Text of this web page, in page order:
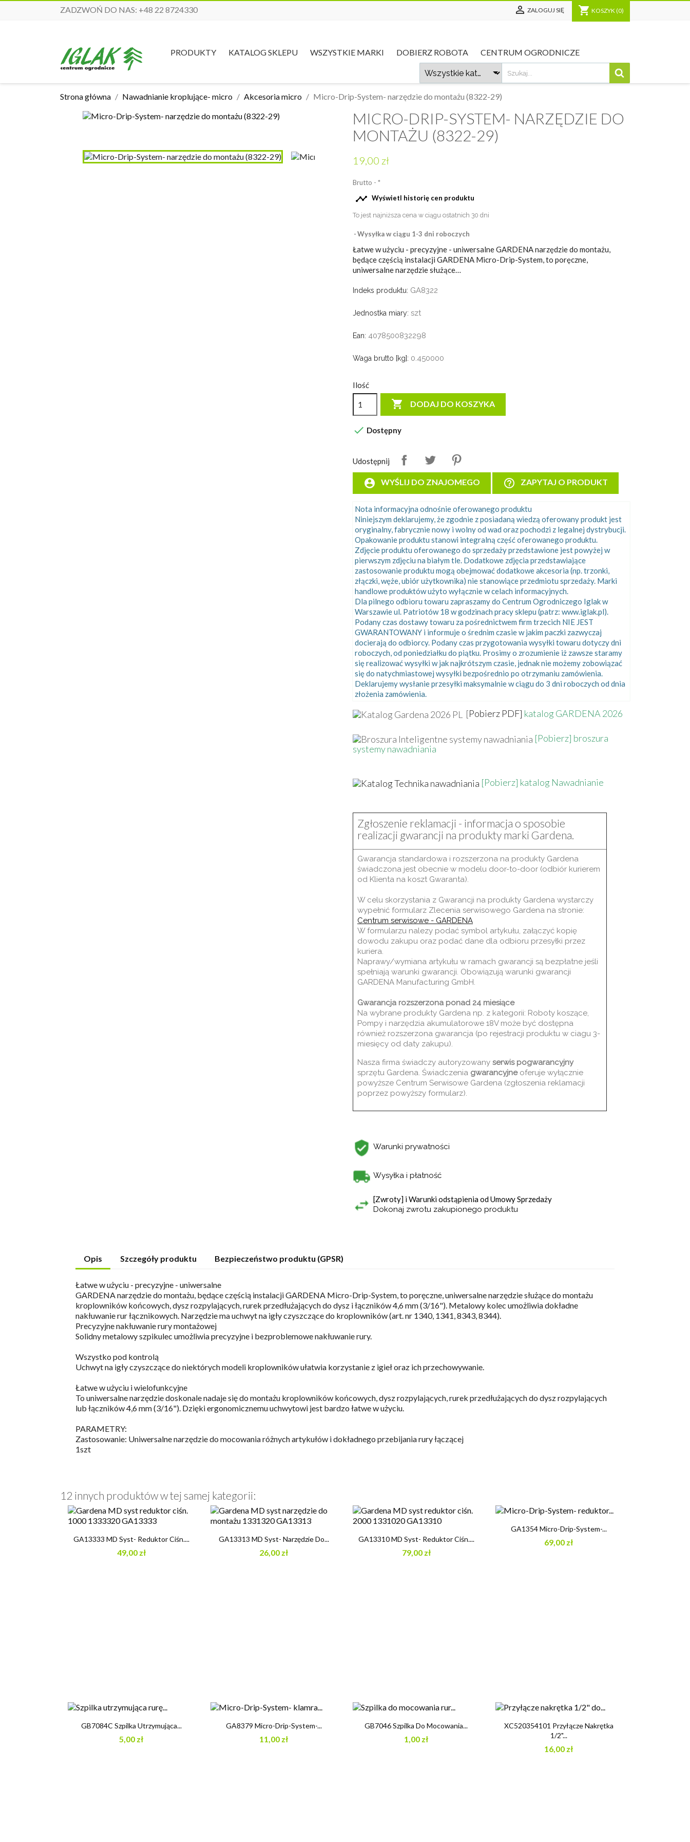
ZADZWOŃ DO NAS: +48 22 8724330  ZALOGUJ SIĘ shopping_cart KOSZYK(0)
PRODUKTY KATALOG SKLEPU WSZYSTKIE MARKI DOBIERZ ROBOTA CENTRUM OGRODNICZE
Strona główna Nawadnianie kroplujące- micro Akcesoria micro Micro-Drip-System- narzędzie do montażu (8322-29)
MICRO-DRIP-SYSTEM- NARZĘDZIE DO
MONTAŻU (8322-29)
19,00 zł
Brutto *
 Wyświetl historię cen produktu
To jest najniższa cena w ciągu ostatnich 30 dni
Wysyłka w ciągu 1-3 dni roboczych
Łatwe w użyciu - precyzyjne - uniwersalne GARDENA narzędzie do montażu,
będące częścią instalacji GARDENA Micro-Drip-System, to poręczne,
uniwersalne narzędzie służące…
Indeks produktu: GA8322
Jednostka miary: szt
Ean: 4078500832298
Waga brutto [kg]: 0.450000
Ilość
 DODAJ DO KOSZYKA
 Dostępny
Udostępnij
account_circle WYŚLIJ DO ZNAJOMEGO help_outline ZAPYTAJ O PRODUKT
Nota informacyjna odnośnie oferowanego produktu
Niniejszym deklarujemy, że zgodnie z posiadaną wiedzą oferowany produkt jest
oryginalny, fabrycznie nowy i wolny od wad oraz pochodzi z legalnej dystrybucji.
Opakowanie produktu stanowi integralną część oferowanego produktu.
Zdjęcie produktu oferowanego do sprzedaży przedstawione jest powyżej w
pierwszym zdjęciu na białym tle. Dodatkowe zdjęcia przedstawiające
zastosowanie produktu mogą obejmować dodatkowe akcesoria (np. trzonki,
złączki, węże, ubiór użytkownika) nie stanowiące przedmiotu sprzedaży. Marki
handlowe produktów użyto wyłącznie w celach informacyjnych.
Dla pilnego odbioru towaru zapraszamy do Centrum Ogrodniczego Iglak w
Warszawie ul. Patriotów 18 w godzinach pracy sklepu (patrz: www.iglak.pl).
Podany czas dostawy towaru za pośrednictwem firm trzecich NIE JEST
GWARANTOWANY i informuje o średnim czasie w jakim paczki zazwyczaj
docierają do odbiorcy. Podany czas przygotowania wysyłki towaru dotyczy dni
roboczych, od poniedziałku do piątku. Prosimy o zrozumienie iż zawsze staramy
się realizować wysyłki w jak najkrótszym czasie, jednak nie możemy zobowiązać
się do natychmiastowej wysyłki bezpośrednio po otrzymaniu zamówienia.
Deklarujemy wysłanie przesyłki maksymalnie w ciągu do 3 dni roboczych od dnia
złożenia zamówienia.
[Pobierz PDF] katalog GARDENA 2026
[Pobierz] broszura
systemy nawadniania
[Pobierz] katalog Nawadnianie
Zgłoszenie reklamacji - informacja o sposobie
realizacji gwarancji na produkty marki Gardena.
Gwarancja standardowa i rozszerzona na produkty Gardena
świadczona jest obecnie w modelu door-to-door (odbiór kurierem
od Klienta na koszt Gwaranta).
W celu skorzystania z Gwarancji na produkty Gardena wystarczy
wypełnić formularz Zlecenia serwisowego Gardena na stronie:
Centrum serwisowe - GARDENA
W formularzu nalezy podać symbol artykułu, załączyć kopię
dowodu zakupu oraz podać dane dla odbioru przesyłki przez
kuriera.
Naprawy/wymiana artykułu w ramach gwarancji są bezpłatne jeśli
spełniają warunki gwarancji. Obowiązują warunki gwarancji
GARDENA Manufacturing GmbH.
Gwarancja rozszerzona ponad 24 miesiące
Na wybrane produkty Gardena np. z kategorii: Roboty koszące,
Pompy i narzędzia akumulatorowe 18V może być dostępna
również rozszerzona gwarancja (po rejestracji produktu w ciagu 3-
miesięcy od daty zakupu).
Nasza firma świadczy autoryzowany serwis pogwarancyjny
sprzętu Gardena. Świadczenia gwarancyjneoferuje wyłącznie
powyższe Centrum Serwisowe Gardena (zgłoszenia reklamacji
poprzez powyższy formularz).
Warunki prywatności
Wysyłka i płatność
[Zwroty] i Warunki odstąpienia od Umowy Sprzedaży
Dokonaj zwrotu zakupionego produktu
Opis Szczegóły produktu Bezpieczeństwo produktu (GPSR)
Łatwe w użyciu - precyzyjne - uniwersalne
GARDENA narzędzie do montażu, będące częścią instalacji GARDENA Micro-Drip-System, to poręczne, uniwersalne narzędzie służące do montażu
kroplowników końcowych, dysz rozpylających, rurek przedłużających do dysz i łączników 4,6 mm (3/16"). Metalowy kolec umożliwia dokładne
nakłuwanie rur łącznikowych. Narzędzie ma uchwyt na igły czyszczące do kroplowników (art. nr 1340, 1341, 8343, 8344).
Precyzyjne nakłuwanie rury montażowej
Solidny metalowy szpikulec umożliwia precyzyjne i bezproblemowe nakłuwanie rury.
Wszystko pod kontrolą
Uchwyt na igły czyszczące do niektórych modeli kroplowników ułatwia korzystanie z igieł oraz ich przechowywanie.
Łatwe w użyciu i wielofunkcyjne
To uniwersalne narzędzie doskonale nadaje się do montażu kroplowników końcowych, dysz rozpylających, rurek przedłużających do dysz rozpylających
lub łączników 4,6 mm (3/16"). Dzięki ergonomicznemu uchwytowi jest bardzo łatwe w użyciu.
PARAMETRY:
Zastosowanie: Uniwersalne narzędzie do mocowania różnych artykułów i dokładnego przebijania rury łączącej
1szt
12 innych produktów w tej samej kategorii:
Szybki podgląd
GA13333 MD Syst- Reduktor Ciśn....
49,00 zł
Szybki podgląd
GA13313 MD Syst- Narzędzie Do...
26,00 zł
Szybki podgląd
GA13310 MD Syst- Reduktor Ciśn....
79,00 zł
Szybki podgląd
GA1354 Micro-Drip-System-...
69,00 zł
Szybki podgląd
GB7084C Szpilka Utrzymująca...
5,00 zł
Szybki podgląd
GA8379 Micro-Drip-System-...
11,00 zł
Szybki podgląd
GB7046 Szpilka Do Mocowania...
1,00 zł
Szybki podgląd
XC520354101 Przyłącze Nakrętka
1/2"...
16,00 zł